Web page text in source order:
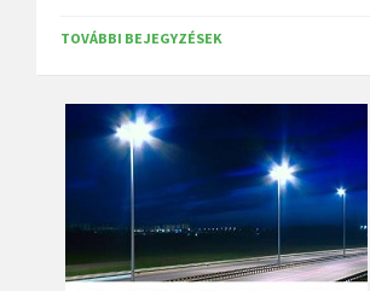
TOVÁBBI BEJEGYZÉSEK